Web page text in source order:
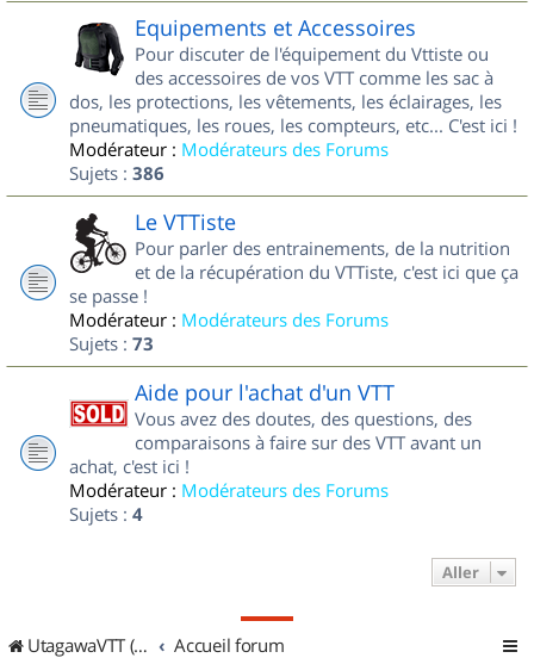
Equipements et Accessoires
Pour discuter de l'équipement du Vttiste ou
des accessoires de vos VTT comme les sac à
dos, les protections, les vêtements, les éclairages, les
pneumatiques, les roues, les compteurs, etc... C'est ici !
Modérateur : Modérateurs des Forums
Sujets : 386
Le VTTiste
Pour parler des entrainements, de la nutrition
et de la récupération du VTTiste, c'est ici que ça
se passe !
Modérateur : Modérateurs des Forums
Sujets : 73
Aide pour l'achat d'un VTT
Vous avez des doutes, des questions, des
comparaisons à faire sur des VTT avant un
achat, c'est ici !
Modérateur : Modérateurs des Forums
Sujets : 4
Aller
UtagawaVTT (Randos VTT et VTTAE avec traces GPS) Accueil forum